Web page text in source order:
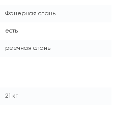
Фанерная слань
есть
реечная слань
21 кг